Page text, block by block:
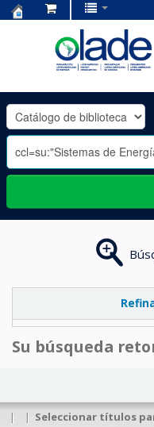
OLADE
-
Su búsqueda
| | Seleccionar títulos